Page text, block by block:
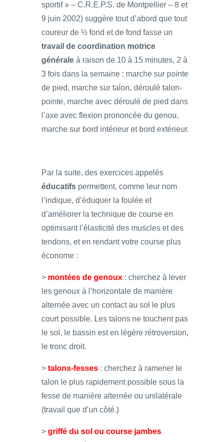
sportif » – C.R.E.P.S. de Montpellier – 8 et
9 juin 2002) suggère tout d’abord que tout
coureur de ½ fond et de fond fasse un
travail de coordination motrice
générale à raison de 10 à 15 minutes, 2 à
3 fois dans la semaine : marche sur pointe
de pied, marche sur talon, déroulé talon-
pointe, marche avec déroulé de pied dans
l’axe avec flexion prononcée du genou,
marche sur bord intérieur et bord extérieur.
Par la suite, des exercices appelés
éducatifs permettent, comme leur nom
l’indique, d’éduquer la foulée et
d’améliorer la technique de course en
optimisant l’élasticité des muscles et des
tendons, et en rendant votre course plus
économe :
> montées de genoux : cherchez à lever
les genoux à l’horizontale de manière
alternée avec un contact au sol le plus
court possible. Les talons ne touchent pas
le sol, le bassin est en légère rétroversion,
le tronc droit.
> talons-fesses : cherchez à ramener le
talon le plus rapidement possible sous la
fesse de manière alternée ou unilatérale
(travail que d’un côté.)
> griffé du sol ou course jambes